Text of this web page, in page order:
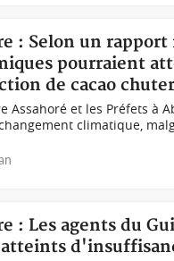
: Selon un
pourraient
de cacao chuter
Assahoré et les Préfets à
climatique,
: Les agents du